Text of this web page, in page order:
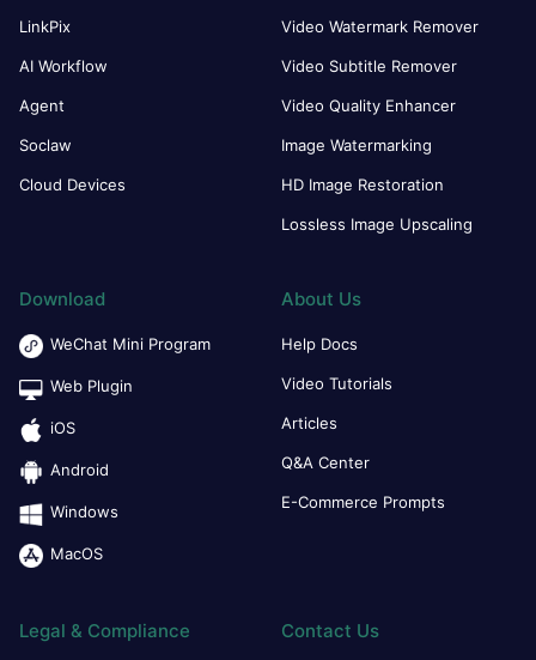
LinkPix
AI Workflow
Agent
Soclaw
Cloud Devices
Video Watermark Remover
Video Subtitle Remover
Video Quality Enhancer
Image Watermarking
HD Image Restoration
Lossless Image Upscaling
Download
WeChat Mini Program
Web Plugin
iOS
Android
Windows
MacOS
About Us
Help Docs
Video Tutorials
Articles
Q&A Center
E-Commerce Prompts
Legal & Compliance Contact Us